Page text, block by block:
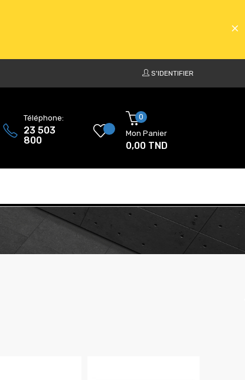
S'IDENTIFIER
Téléphone:
23 503
800
0
Mon Panier
0,00 TND